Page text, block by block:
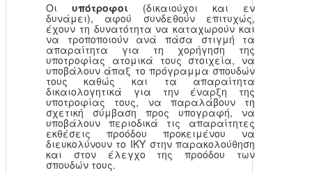
Οι υπότροφοι(δικαιούχοι και εν
δυνάμει), αφού συνδεθούν επιτυχώς,
έχουν τη δυνατότητα να καταχωρούν και
να τροποποιούν ανά πάσα στιγμή τα
απαραίτητα για τη χορήγηση της
υποτροφίας ατομικά τους στοιχεία, να
υποβάλουν άπαξ το πρόγραμμα σπουδών
τους καθώς και τα απαραίτητα
δικαιολογητικά για την έναρξη της
υποτροφίας τους, να παραλάβουν τη
σχετική σύμβαση προς υπογραφή, να
υποβάλουν περιοδικά τις απαραίτητες
εκθέσεις προόδου προκειμένου να
διευκολύνουν το ΙΚΥ στην παρακολούθηση
και στον έλεγχο της προόδου των
σπουδών τους.